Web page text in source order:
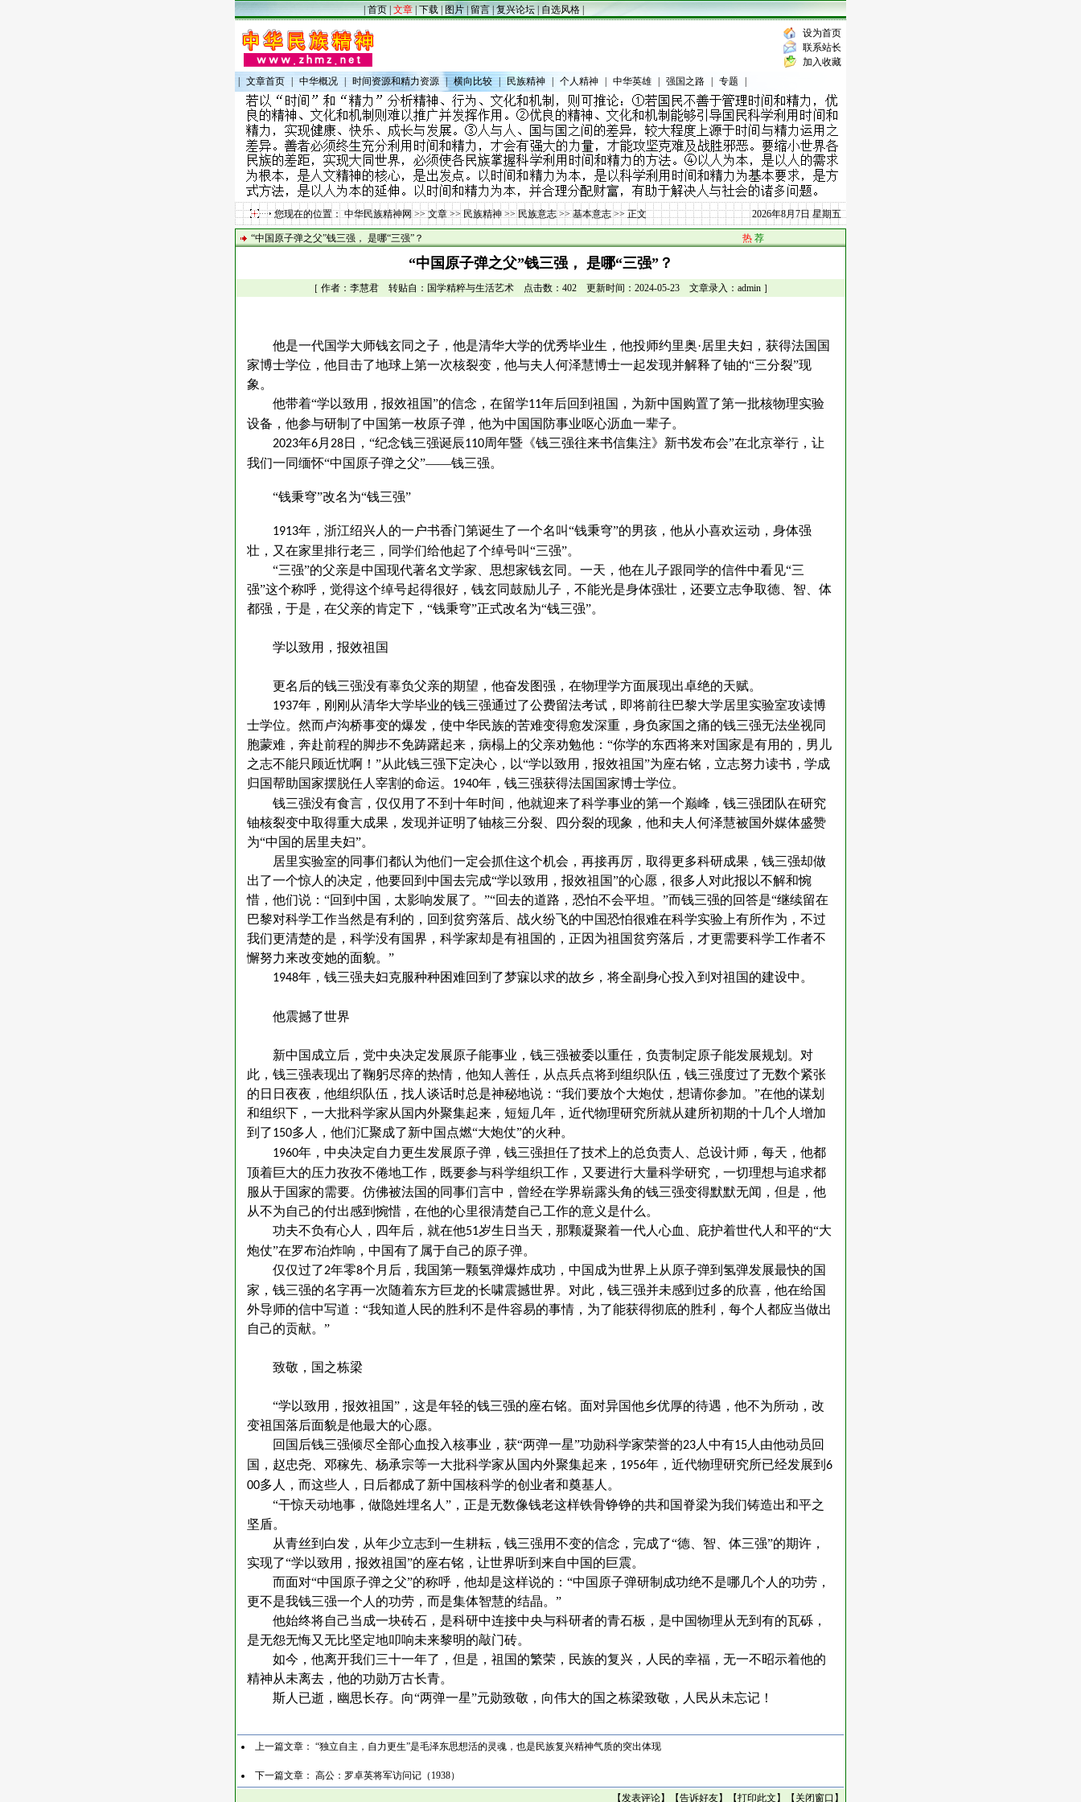
|首页|文章|下载| 图片|留言|复兴论坛 |自选风格
设为首页
联系站长
加入收藏
文章首页 中华概况 时间资源和精力资源 | 横向比较 民族精神 个人精神 中华英雄 强国之路 专题
您现在的位置：中华民族精神网>>文章>>民族精神>>民族意志>>基本意志>> 正文 2026年8月7日 星期五
“中国原子弹之父”钱三强， 是哪“三强”？ 热 荐
“中国原子弹之父”钱三强， 是哪“三强”？
［ 作者：李慧君 转贴自：国学精粹与生活艺术 点击数：402 更新时间：2024-05-23 文章录入：admin ］
他是一代国学大师钱玄同之子，他是清华大学的优秀毕业生，他投师约里奥·居里夫妇，获得法国国
家博士学位，他目击了地球上第一次核裂变，他与夫人何泽慧博士一起发现并解释了铀的“三分裂”现
象。
他带着“学以致用，报效祖国”的信念，在留学11年后回到祖国，为新中国购置了第一批核物理实验
设备，他参与研制了中国第一枚原子弹，他为中国国防事业呕心沥血一辈子。
2023年6月 28日，“纪念钱三强诞辰110周年暨《钱三强往来书信集注》新书发布会”在北京举行，让
我们一同缅怀“中国原子弹之父”——钱三强。
“钱秉穹”改名为“钱三强”
1913年，浙江绍兴人的一户书香门第诞生了一个名叫“钱秉穹”的男孩，他从小喜欢运动，身体强
壮，又在家里排行老三，同学们给他起了个绰号叫“三强”。
“三强”的父亲是中国现代著名文学家、思想家钱玄同。一天，他在儿子跟同学的信件中看见“三
强”这个称呼，觉得这个绰号起得很好，钱玄同鼓励儿子，不能光是身体强壮，还要立志争取德、智、体
都强，于是，在父亲的肯定下，“钱秉穹”正式改名为“钱三强”。
学以致用，报效祖国
更名后的钱三强没有辜负父亲的期望，他奋发图强，在物理学方面展现出卓绝的天赋。
1937年，刚刚从清华大学毕业的钱三强通过了公费留法考试，即将前往巴黎大学居里实验室攻读博
士学位。然而卢沟桥事变的爆发，使中华民族的苦难变得愈发深重，身负家国之痛的钱三强无法坐视同
胞蒙难，奔赴前程的脚步不免踌躇起来，病榻上的父亲劝勉他：“你学的东西将来对国家是有用的，男儿
之志不能只顾近忧啊！”从此钱三强下定决心，以“学以致用，报效祖国”为座右铭，立志努力读书，学成
归国帮助国家摆脱任人宰割的命运。 1940年，钱三强获得法国国家博士学位。
钱三强没有食言，仅仅用了不到十年时间，他就迎来了科学事业的第一个巅峰，钱三强团队在研究
铀核裂变中取得重大成果，发现并证明了铀核三分裂、四分裂的现象，他和夫人何泽慧被国外媒体盛赞
为“中国的居里夫妇”。
居里实验室的同事们都认为他们一定会抓住这个机会，再接再厉，取得更多科研成果，钱三强却做
出了一个惊人的决定，他要回到中国去完成“学以致用，报效祖国”的心愿，很多人对此报以不解和惋
惜，他们说：“回到中国，太影响发展了。”“回去的道路，恐怕不会平坦。”而钱三强的回答是“继续留在
巴黎对科学工作当然是有利的，回到贫穷落后、战火纷飞的中国恐怕很难在科学实验上有所作为，不过
我们更清楚的是，科学没有国界，科学家却是有祖国的，正因为祖国贫穷落后，才更需要科学工作者不
懈努力来改变她的面貌。”
1948年，钱三强夫妇克服种种困难回到了梦寐以求的故乡，将全副身心投入到对祖国的建设中。
他震撼了世界
新中国成立后，党中央决定发展原子能事业，钱三强被委以重任，负责制定原子能发展规划。对
此，钱三强表现出了鞠躬尽瘁的热情，他知人善任，从点兵点将到组织队伍，钱三强度过了无数个紧张
的日日夜夜，他组织队伍，找人谈话时总是神秘地说： “我们要放个大炮仗，想请你参加。”在他的谋划
和组织下，一大批科学家从国内外聚集起来，短短几年，近代物理研究所就从建所初期的十几个人增加
到了150多人，他们汇聚成了新中国点燃“大炮仗”的火种。
1960年，中央决定自力更生发展原子弹，钱三强担任了技术上的总负责人、总设计师，每天，他都
顶着巨大的压力孜孜不倦地工作，既要参与科学组织工作，又要进行大量科学研究，一切理想与追求都
服从于国家的需要。仿佛被法国的同事们言中，曾经在学界崭露头角的钱三强变得默默无闻，但是，他
从不为自己的付出感到惋惜，在他的心里很清楚自己工作的意义是什么。
功夫不负有心人，四年后，就在他51岁生日当天，那颗凝聚着一代人心血、庇护着世代人和平的“大
炮仗”在罗布泊炸响，中国有了属于自己的原子弹。
仅仅过了2年零8个月后，我国第一颗氢弹爆炸成功，中国成为世界上从原子弹到氢弹发展最快的国
家，钱三强的名字再一次随着东方巨龙的长啸震撼世界。对此，钱三强并未感到过多的欣喜，他在给国
外导师的信中写道：“我知道人民的胜利不是件容易的事情，为了能获得彻底的胜利，每个人都应当做出
自己的贡献。”
致敬，国之栋梁
“学以致用，报效祖国”，这是年轻的钱三强的座右铭。面对异国他乡优厚的待遇，他不为所动，改
变祖国落后面貌是他最大的心愿。
回国后钱三强倾尽全部心血投入核事业，获“两弹一星”功勋科学家荣誉的23人中有15人由他动员回
国，赵忠尧、邓稼先、杨承宗等一大批科学家从国内外聚集起来， 1956年，近代物理研究所已经发展到 6
00多人，而这些人，日后都成了新中国核科学的创业者和奠基人。
“干惊天动地事，做隐姓埋名人”，正是无数像钱老这样铁骨铮铮的共和国脊梁为我们铸造出和平之
坚盾。
从青丝到白发，从年少立志到一生耕耘，钱三强用不变的信念，完成了“德、智、体三强”的期许，
实现了“学以致用，报效祖国”的座右铭，让世界听到来自中国的巨震。
而面对“中国原子弹之父”的称呼，他却是这样说的：“中国原子弹研制成功绝不是哪几个人的功劳，
更不是我钱三强一个人的功劳，而是集体智慧的结晶。”
他始终将自己当成一块砖石，是科研中连接中央与科研者的青石板，是中国物理从无到有的瓦砾，
是无怨无悔又无比坚定地叩响未来黎明的敲门砖。
如今，他离开我们三十一年了，但是，祖国的繁荣，民族的复兴，人民的幸福，无一不昭示着他的
精神从未离去，他的功勋万古长青。
斯人已逝，幽思长存。向“两弹一星”元勋致敬，向伟大的国之栋梁致敬，人民从未忘记！
上一篇文章： “独立自主，自力更生”是毛泽东思想活的灵魂，也是民族复兴精神气质的突出体现
下一篇文章： 高公：罗卓英将军访问记（1938）
【发表评论】【告诉好友】【打印此文 】【 关闭窗口 】